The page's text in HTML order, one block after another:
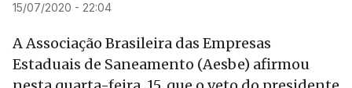
15/07/2020 - 22:04
A Associação Brasileira das Empresas
Estaduais de Saneamento (Aesbe) afirmou